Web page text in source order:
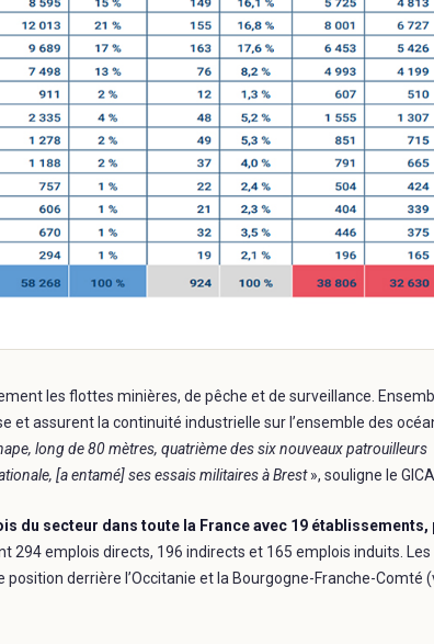
les flottes minières, de pêche et de surveillance.
assurent la continuité industrielle sur l’ensemble des
long de 80 mètres, quatrième des six nouveaux patrouilleurs
[a entamé] ses essais militaires à Brest», souligne le
du secteur dans toute la France avec 19 établissements,
294 emplois directs, 196 indirects et 165 emplois induits. Les
derrière l’Occitanie et la Bourgogne-Franche-Comté